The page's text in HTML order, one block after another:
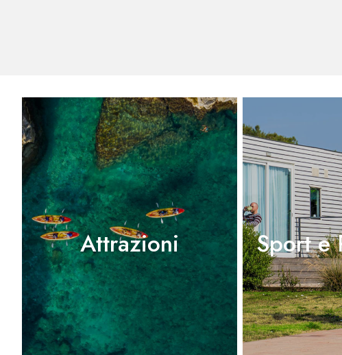
Attrazioni Sport e